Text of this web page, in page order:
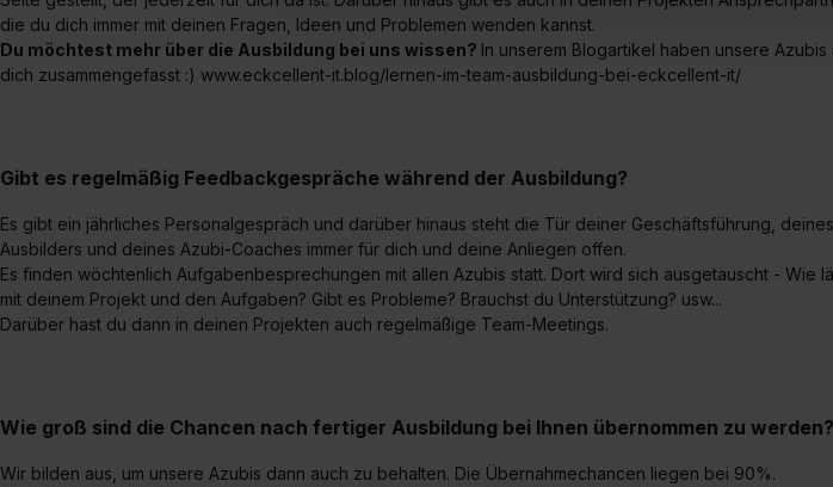
Einwilligung zur Platzierung von Cookies der Kategorien
umfasst hierbei die Einwilligung zur Übermittlung deiner Daten
verfügen über kein angemessenes Datenschutzniveau (EuGH
die du dich immer mit deinen Fragen, Ideen und Problemen wenden kannst.
Du möchtest mehr über die Ausbildung bei uns wissen? In unserem Blogartikel haben unsere Azubis
dich zusammengefasst :) www.eckcellent-it.blog/lernen-im-team-ausbildung-bei-eckcellent-it/
Gibt es regelmäßig Feedbackgespräche während der Ausbildung?
Es gibt ein jährliches Personalgespräch und darüber hinaus steht die Tür deiner Geschäftsführung, deines
Ausbilders und deines Azubi-Coaches immer für dich und deine Anliegen offen.
Es finden wöchtenlich Aufgabenbesprechungen mit allen Azubis statt. Dort wird sich ausgetauscht - Wie
mit deinem Projekt und den Aufgaben? Gibt es Probleme? Brauchst du Unterstützung? usw...
Darüber hast du dann in deinen Projekten auch regelmäßige Team-Meetings.
Wie groß sind die Chancen nach fertiger Ausbildung bei Ihnen übernommen zu werden?
Wir bilden aus, um unsere Azubis dann auch zu behalten. Die Übernahmechancen liegen bei 90%.